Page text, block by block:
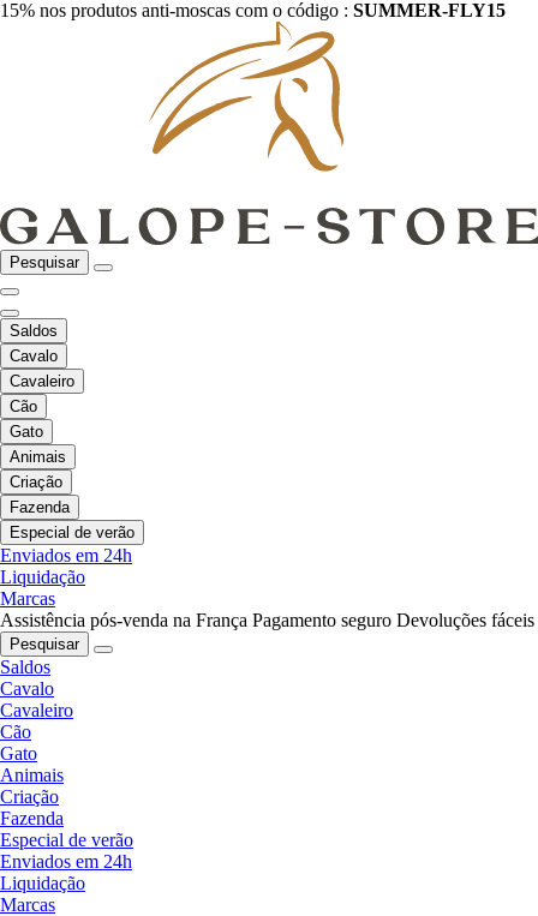
15% nos produtos anti-moscas com o código : SUMMER-FLY15
Pesquisar
Saldos
Cavalo
Cavaleiro
Cão
Gato
Animais
Criação
Fazenda
Especial de verão
Enviados em 24h
Liquidação
Marcas
Assistência pós-venda na França Pagamento seguro Devoluções fáceis
Pesquisar
Saldos
Cavalo
Cavaleiro
Cão
Gato
Animais
Criação
Fazenda
Especial de verão
Enviados em 24h
Liquidação
Marcas